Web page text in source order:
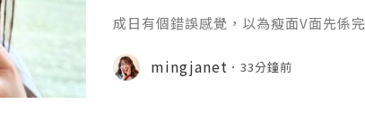
成日有個錯誤感覺，以為瘦面V面先係
療程係=做Duo Tite + Oligio 呢2部機
mingjanet 33分鐘前